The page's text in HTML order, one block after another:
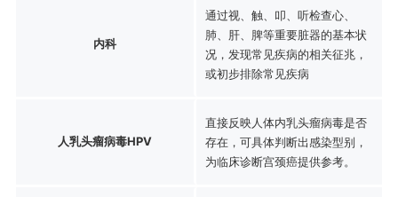
内科
通过视、触、叩、听检查心、
肺、肝、脾等重要脏器的基本状
况，发现常见疾病的相关征兆，
或初步排除常见疾病
人乳头瘤病毒HPV
直接反映人体内乳头瘤病毒是否
存在，可具体判断出感染型别，
为临床诊断宫颈癌提供参考。